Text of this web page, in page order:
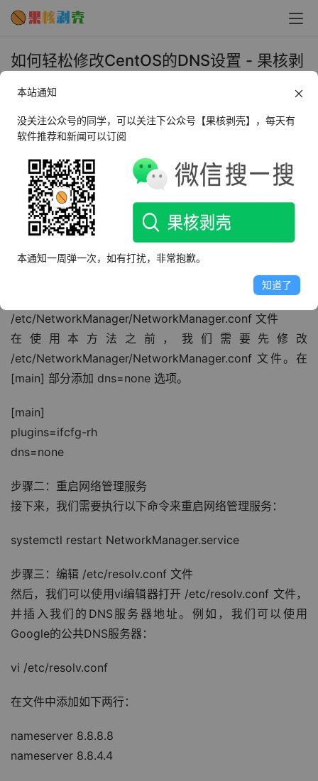
如何轻松修改CentOS的DNS设置 - 果核剥
2023年9月28日 上午10:12 • 教程
很多网友可能对如何在CentOS系统中修改DNS感到困惑，
但实际上，这个过程非常简单。我们可以通过编辑
/etc/resolv.conf 文件来更改CentOS的DNS设置。下面，
我将为大家详细解释这个过程，希望能够帮助到有需要的网
步骤一：修改
/etc/NetworkManager/NetworkManager.conf 文件
在使用本方法之前，我们需要先修改
/etc/NetworkManager/NetworkManager.conf 文件。在
[main] 部分添加 dns=none 选项。
[main]
plugins=ifcfg-rh
dns=none
步骤二：重启网络管理服务
接下来，我们需要执行以下命令来重启网络管理服务：
systemctl restart NetworkManager.service
步骤三：编辑 /etc/resolv.conf 文件
然后，我们可以使用vi编辑器打开 /etc/resolv.conf 文件，
并插入我们的DNS服务器地址。例如，我们可以使用
Google的公共DNS服务器：
vi /etc/resolv.conf
在文件中添加如下两行：
nameserver 8.8.8.8
nameserver 8.8.4.4
本站通知
没关注公众号的同学，可以关注下公众号【果核剥壳】，每天有
软件推荐和新闻可以订阅
本通知一周弹一次，如有打扰，非常抱歉。
知道了